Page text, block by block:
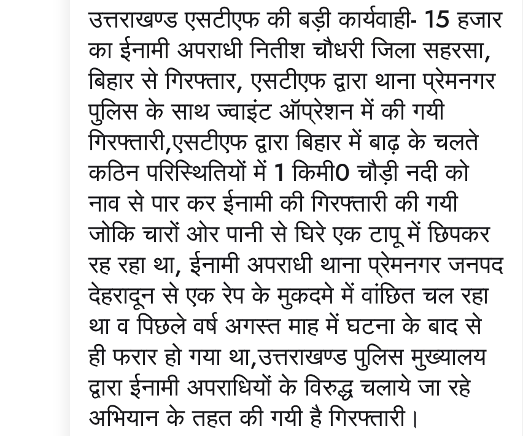
उत्तराखण्ड एसटीएफ की बड़ी कार्यवाही- 15 हजार
का ईनामी अपराधी नितीश चौधरी जिला सहरसा,
बिहार से गिरफ्तार, एसटीएफ द्वारा थाना प्रेमनगर
पुलिस के साथ ज्वाइंट ऑप्रेशन में की गयी
गिरफ्तारी,एसटीएफ द्वारा बिहार में बाढ़ के चलते
कठिन परिस्थितियों में 1 किमी0 चौड़ी नदी को
नाव से पार कर ईनामी की गिरफ्तारी की गयी
जोकि चारों ओर पानी से घिरे एक टापू में छिपकर
रह रहा था, ईनामी अपराधी थाना प्रेमनगर जनपद
देहरादून से एक रेप के मुकदमे में वांछित चल रहा
था व पिछले वर्ष अगस्त माह में घटना के बाद से
ही फरार हो गया था,उत्तराखण्ड पुलिस मुख्यालय
द्वारा ईनामी अपराधियों के विरुद्ध चलाये जा रहे
अभियान के तहत की गयी है गिरफ्तारी।